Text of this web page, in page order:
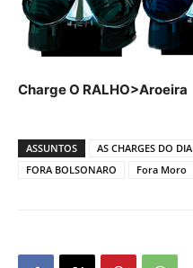
Charge O RALHO>Aroeira
ASSUNTOS AS CHARGES DO DIA
FORA BOLSONARO
Fora Moro